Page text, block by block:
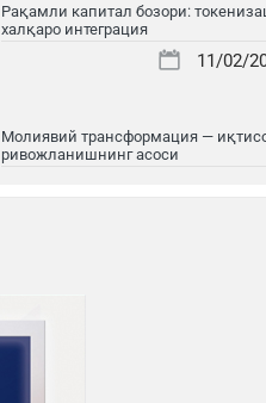
Рақамли капитал бозори:
халқаро интеграция
11/02/
Молиявий трансформация —
ривожланишнинг асоси